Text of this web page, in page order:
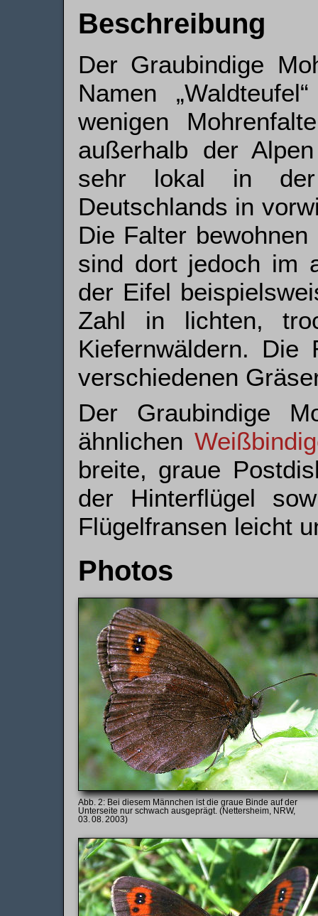
Beschreibung
Der Graubindige
Namen
wenigen
außerhalb der
sehr lokal in
Deutschlands in
Die Falter
sind dort jedoch im
der Eifel
Zahl in lichten,
Kiefernwäldern. Die
verschiedenen
Der Graubindige
ähnlichen
breite, graue
der Hinterflügel
Flügelfransen leicht
Photos
Bei diesem Männchen ist die graue Binde auf der
Unterseite nur schwach ausgeprägt. (Nettersheim, NRW,
03. 08. 2003)